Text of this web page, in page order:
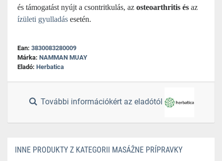
és támogatást nyújt a csontritkulás, az osteoarthritis és az
ízületi gyulladás esetén.
Ean: 3830083280009
Márka: NAMMAN MUAY
Eladó: Herbatica
További információkért az eladótól
INNE PRODUKTY Z KATEGORII MASÁŽNE PRÍPRAVKY